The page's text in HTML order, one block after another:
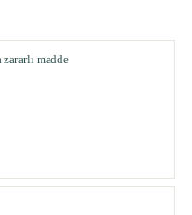
madde